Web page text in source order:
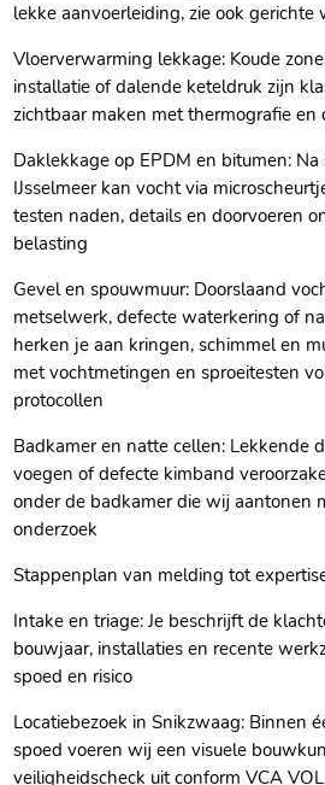
lekke aanvoerleiding, zie ook
Vloerverwarming lekkage: Koude
installatie of dalende keteldruk zijn
zichtbaar maken met thermografie en
Daklekkage op EPDM en bitumen:
IJsselmeer kan vocht via
testen naden, details en doorvoeren
belasting
Gevel en spouwmuur: Doorslaand
metselwerk, defecte waterkering of
herken je aan kringen, schimmel en
met vochtmetingen en sproeitesten
protocollen
Badkamer en natte cellen: Lekkende
voegen of defecte kimband
onder de badkamer die wij aantonen
onderzoek
Stappenplan van melding tot
Intake en triage: Je beschrijft de
bouwjaar, installaties en recente
spoed en risico
Locatiebezoek in Snikzwaag: Binnen
spoed voeren wij een visuele
veiligheidscheck uit conform VCA